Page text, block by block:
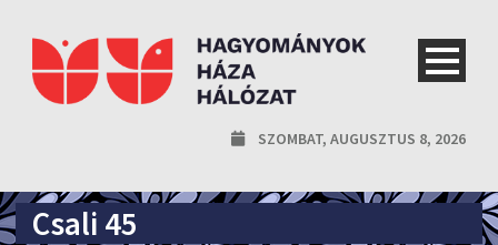
SZOMBAT, AUGUSZTUS 8, 2026
Csali 45